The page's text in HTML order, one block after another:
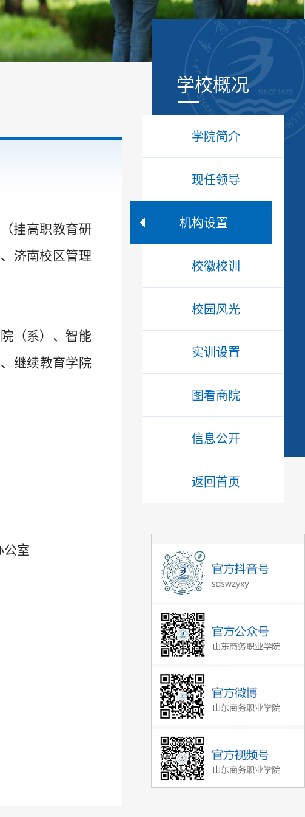
挂高职教育研
济南校区管理
（系） 、智能
、继续教育学院
公室
学校概况
学院简介
现任领导
机构设置
校徽校训
校园风光
实训设置
图看商院
信息公开
返回首页